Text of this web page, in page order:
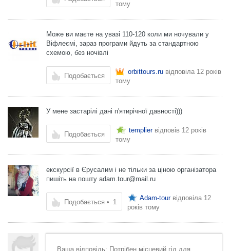
тому
Може ви маєте на увазі 110-120 коли ми ночували у
Віфлеємі, зараз програми йдуть за стандартною
схемою, без ночівлі
Подобається
orbittours.ru відповіла 12 років
тому
У мене застарілі дані п'ятирічної давності)))
Подобається
templierвідповів 12 років
тому
екскурсії в Єрусалим і не тільки за ціною організатора
пишіть на пошту adam.tour@mail.ru
Подобається • 1
Adam-tourвідповіла 12
років тому